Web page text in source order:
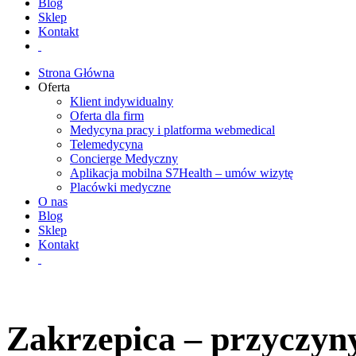
Blog
Sklep
Kontakt
Strona Główna
Oferta
Klient indywidualny
Oferta dla firm
Medycyna pracy i platforma webmedical
Telemedycyna
Concierge Medyczny
Aplikacja mobilna S7Health – umów wizytę
Placówki medyczne
O nas
Blog
Sklep
Kontakt
Zakrzepica –